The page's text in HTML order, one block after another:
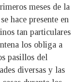
meses de la
hace presente en
tan particulares
los obliga a
pasillos del
diversas y las